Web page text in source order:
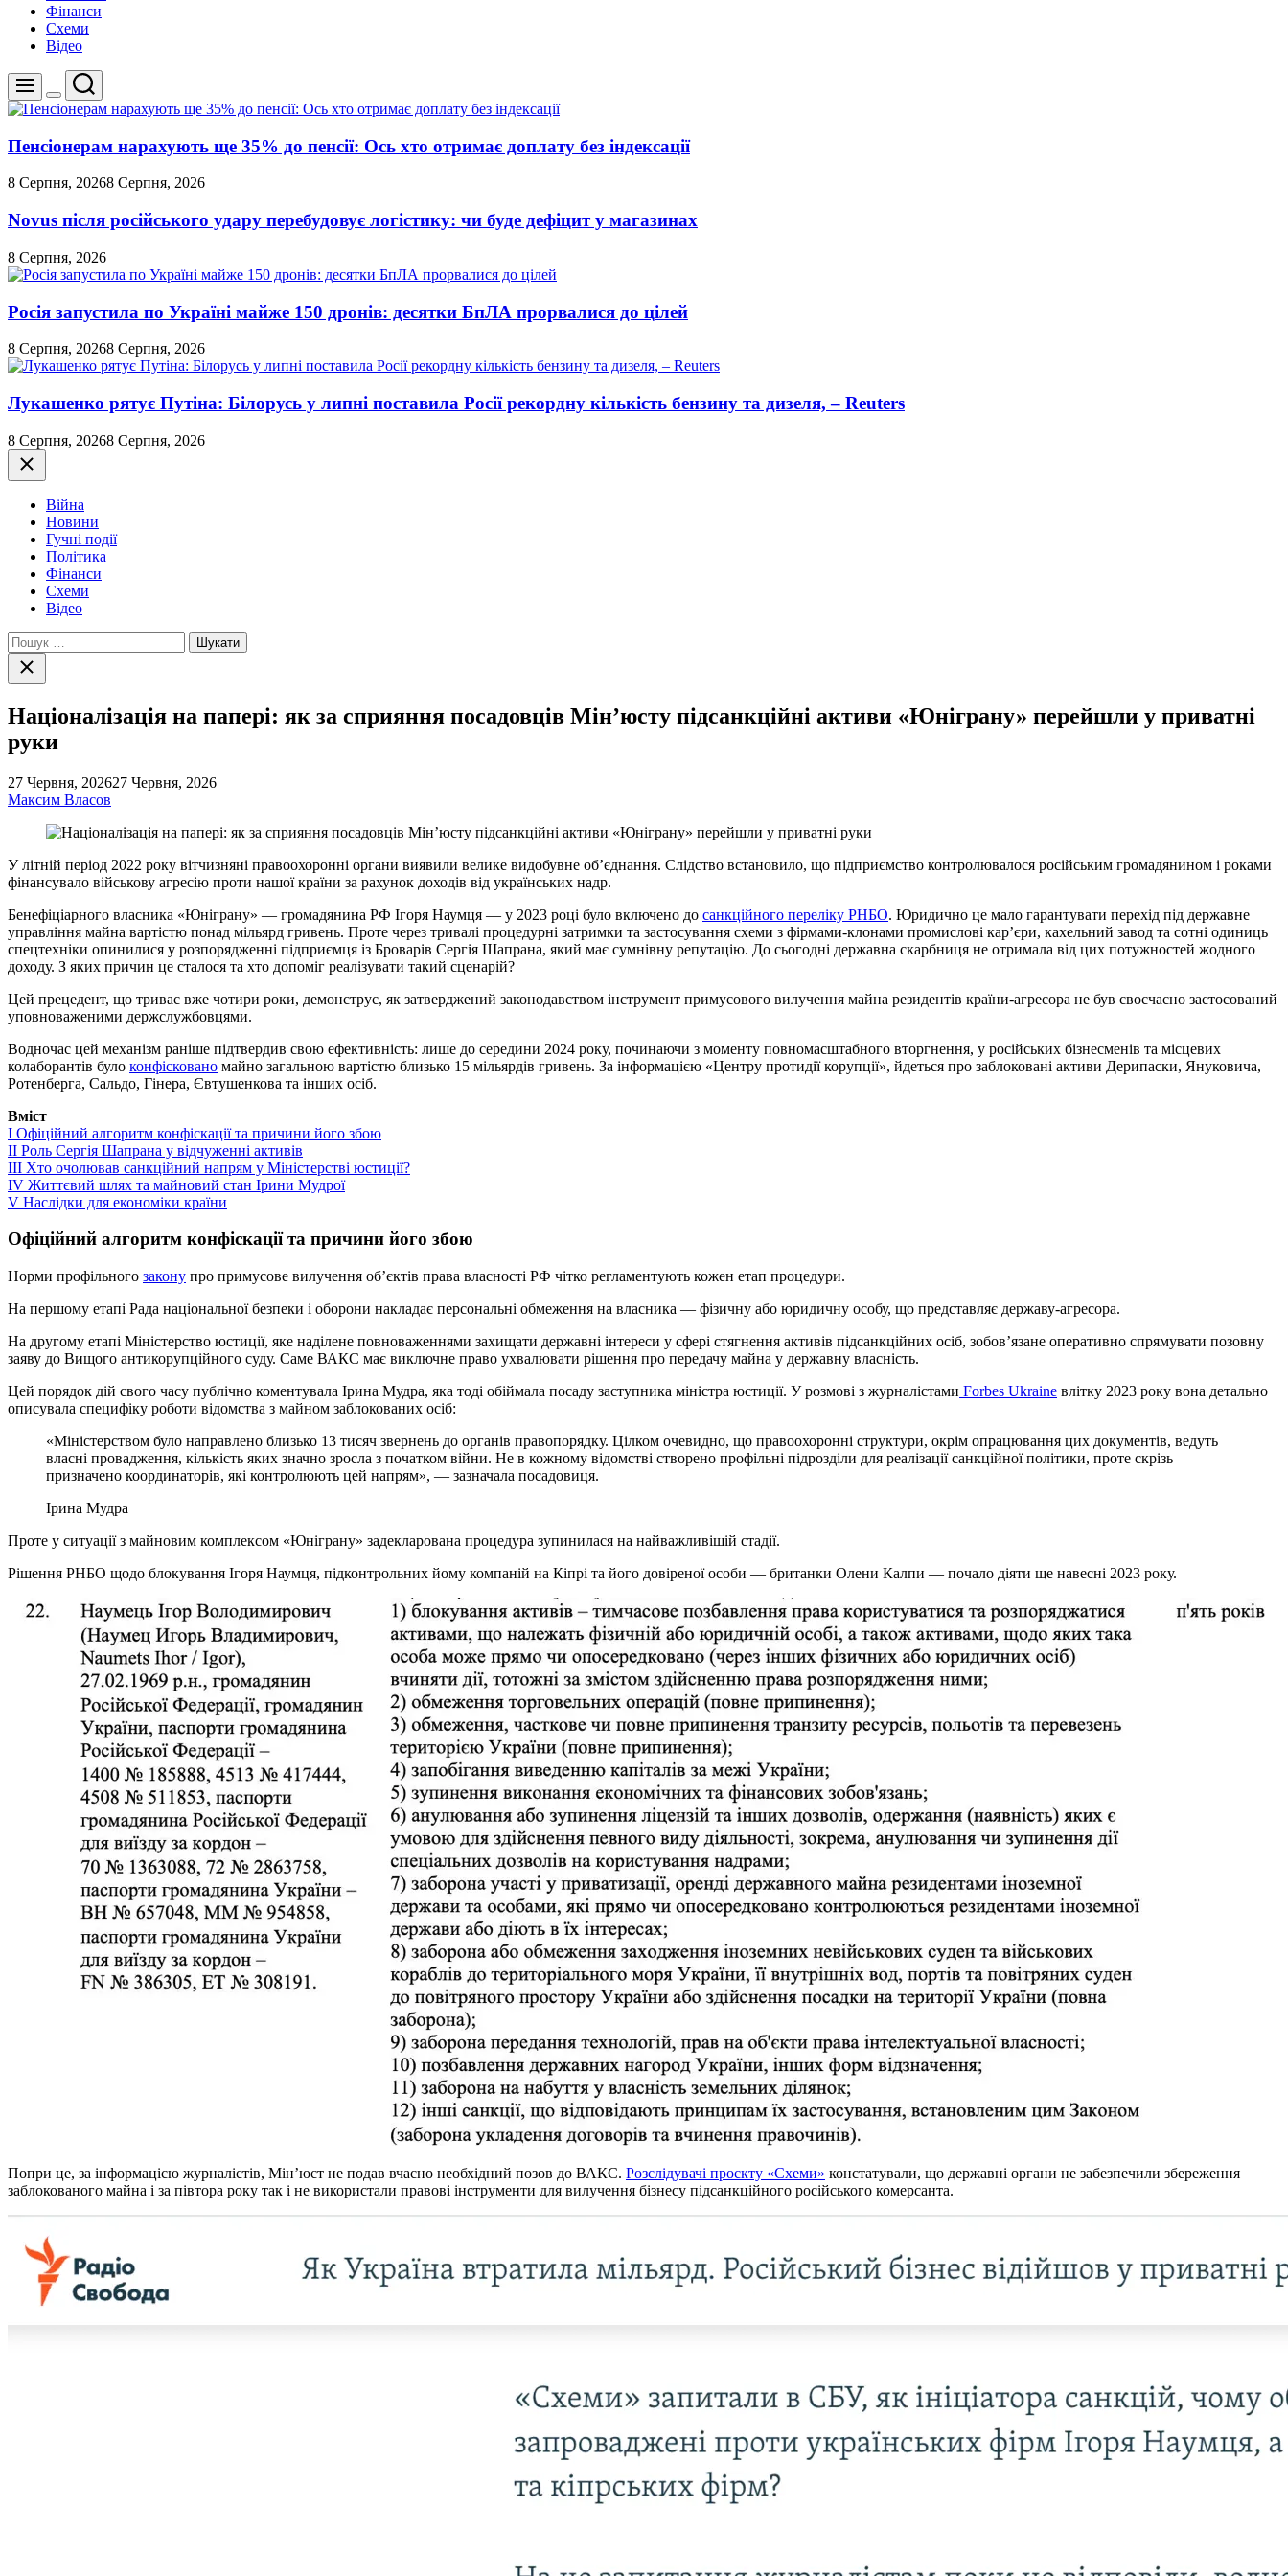
Фінанси
Схеми
Відео
Меню
Перемикач
кольорового
Пошук
Пенсіонерам нарахують ще 35% до пенсії: Ось хто отримає доплату без індексації
8 Серпня, 20268 Серпня, 2026
Novus після російського удару перебудовує логістику: чи буде дефіцит у магазинах
8 Серпня, 2026
Росія запустила по Україні майже 150 дронів: десятки БпЛА прорвалися до цілей
8 Серпня, 20268 Серпня, 2026
Лукашенко рятує Путіна: Білорусь у липні поставила Росії рекордну кількість бензину та дизеля, – Reuters
8 Серпня, 20268 Серпня, 2026
Закрити
Війна
Новини
Гучні події
Політика
Фінанси
Схеми
Відео
Пошук:
Закрити
пошук
Націоналізація на папері: як за сприяння посадовців Мін’юсту підсанкційні активи «Юніграну» перейшли у приватні
руки
27 Червня, 202627 Червня, 2026
Максим Власов
У літній період 2022 року вітчизняні правоохоронні органи виявили велике видобувне об’єднання. Слідство встановило, що підприємство контролювалося російським громадянином і роками
фінансувало військову агресію проти нашої країни за рахунок доходів від українських надр.
Бенефіціарного власника «Юніграну» — громадянина РФ Ігоря Наумця — у 2023 році було включено до санкційного переліку РНБО. Юридично це мало гарантувати перехід під державне
управління майна вартістю понад мільярд гривень. Проте через тривалі процедурні затримки та застосування схеми з фірмами-клонами промислові кар’єри, кахельний завод та сотні одиниць
спецтехніки опинилися у розпорядженні підприємця із Броварів Сергія Шапрана, який має сумнівну репутацію. До сьогодні державна скарбниця не отримала від цих потужностей жодного
доходу. З яких причин це сталося та хто допоміг реалізувати такий сценарій?
Цей прецедент, що триває вже чотири роки, демонструє, як затверджений законодавством інструмент примусового вилучення майна резидентів країни-агресора не був своєчасно застосований
уповноваженими держслужбовцями.
Водночас цей механізм раніше підтвердив свою ефективність: лише до середини 2024 року, починаючи з моменту повномасштабного вторгнення, у російських бізнесменів та місцевих
колаборантів було конфісковано майно загальною вартістю близько 15 мільярдів гривень. За інформацією «Центру протидії корупції», йдеться про заблоковані активи Дерипаски, Януковича,
Ротенберга, Сальдо, Гінера, Євтушенкова та інших осіб.
Вміст
I Офіційний алгоритм конфіскації та причини його збою
II Роль Сергія Шапрана у відчуженні активів
III Хто очолював санкційний напрям у Міністерстві юстиції?
IV Життєвий шлях та майновий стан Ірини Мудрої
V Наслідки для економіки країни
Офіційний алгоритм конфіскації та причини його збою
Норми профільного закону про примусове вилучення об’єктів права власності РФ чітко регламентують кожен етап процедури.
На першому етапі Рада національної безпеки і оборони накладає персональні обмеження на власника — фізичну або юридичну особу, що представляє державу-агресора.
На другому етапі Міністерство юстиції, яке наділене повноваженнями захищати державні інтереси у сфері стягнення активів підсанкційних осіб, зобов’язане оперативно спрямувати позовну
заяву до Вищого антикорупційного суду. Саме ВАКС має виключне право ухвалювати рішення про передачу майна у державну власність.
Цей порядок дій свого часу публічно коментувала Ірина Мудра, яка тоді обіймала посаду заступника міністра юстиції. У розмові з журналістами Forbes Ukraine влітку 2023 року вона детально
описувала специфіку роботи відомства з майном заблокованих осіб:
«Міністерством було направлено близько 13 тисяч звернень до органів правопорядку. Цілком очевидно, що правоохоронні структури, окрім опрацювання цих документів, ведуть
власні провадження, кількість яких значно зросла з початком війни. Не в кожному відомстві створено профільні підрозділи для реалізації санкційної політики, проте скрізь
призначено координаторів, які контролюють цей напрям», — зазначала посадовиця.
Ірина Мудра
Проте у ситуації з майновим комплексом «Юніграну» задекларована процедура зупинилася на найважливішій стадії.
Рішення РНБО щодо блокування Ігоря Наумця, підконтрольних йому компаній на Кіпрі та його довіреної особи — британки Олени Калпи — почало діяти ще навесні 2023 року.
Попри це, за інформацією журналістів, Мін’юст не подав вчасно необхідний позов до ВАКС. Розслідувачі проєкту «Схеми» констатували, що державні органи не забезпечили збереження
заблокованого майна і за півтора року так і не використали правові інструменти для вилучення бізнесу підсанкційного російського комерсанта.